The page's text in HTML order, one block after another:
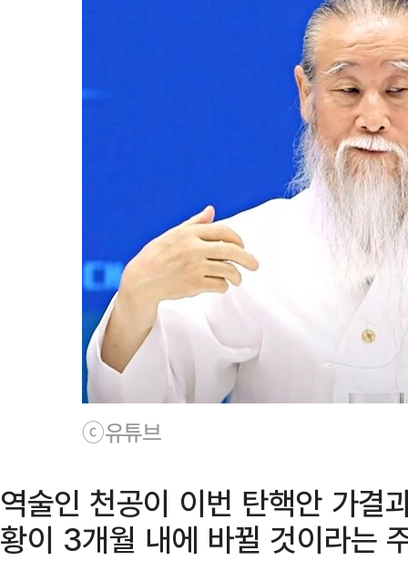
ⓒ유튜브
역술인 천공이 이번 탄핵안 가결
황이 3개월 내에 바뀔 것이라는